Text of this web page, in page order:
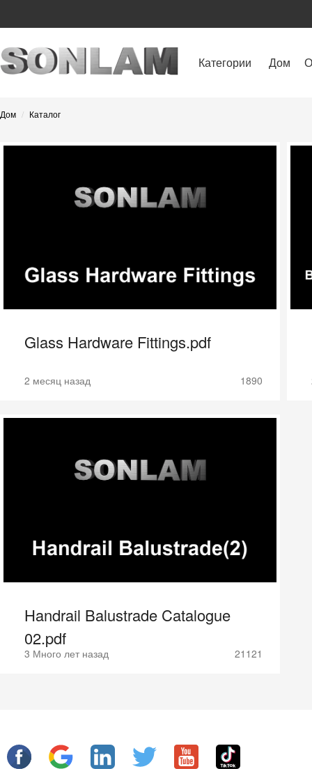
Категории Дом
Дом Каталог
Glass Hardware Fittings.pdf
2 месяц назад 1890
Handrail Balustrade Catalogue
02.pdf
3 Много лет назад 21121